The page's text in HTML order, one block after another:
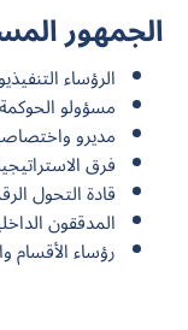
الجمهور
الرؤساء
مسؤولو
مديرو
فرق
قادة التحول
المدققون
رؤساء